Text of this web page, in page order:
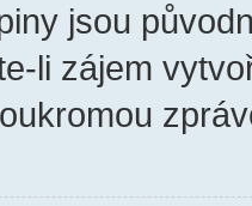
jsou
li zájem